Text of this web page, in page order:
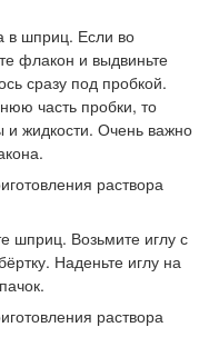
в шприц. Если во
флакон и выдвиньте
сразу под пробкой.
часть пробки, то
и жидкости. Очень важно
шприц. Возьмите иглу с
Наденьте иглу на